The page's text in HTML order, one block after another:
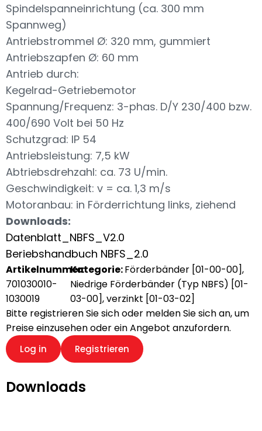
Spindelspanneinrichtung (ca. 300 mm
Spannweg)
Antriebstrommel Ø: 320 mm, gummiert
Antriebszapfen Ø: 60 mm
Antrieb durch:
Kegelrad-Getriebemotor
Spannung/Frequenz: 3-phas. D/Y 230/400 bzw.
400/690 Volt bei 50 Hz
Schutzgrad: IP 54
Antriebsleistung: 7,5 kW
Abtriebsdrehzahl: ca. 73 U/min.
Geschwindigkeit: v = ca. 1,3 m/s
Motoranbau: in Förderrichtung links, ziehend
Downloads:
Datenblatt_NBFS_V2.0
Beriebshandbuch NBFS_2.0
Artikelnummer:
701030010-
1030019
Kategorie:Förderbänder [01-00-00],
Niedrige Förderbänder (Typ NBFS) [01-
03-00],verzinkt [01-03-02]
Bitte registrieren Sie sich oder melden Sie sich an, um
Preise einzusehen oder ein Angebot anzufordern.
Log in Registrieren
Downloads